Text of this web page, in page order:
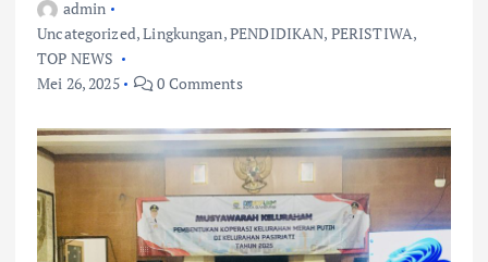
admin
Uncategorized,Lingkungan,PENDIDIKAN, PERISTIWA,
TOP NEWS
Mei 26, 2025
0 Comments